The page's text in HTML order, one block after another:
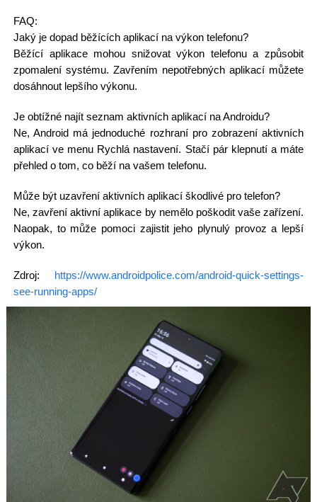
FAQ:
Jaký je dopad běžících aplikací na výkon telefonu?
Běžící aplikace mohou snižovat výkon telefonu a způsobit
zpomalení systému. Zavřením nepotřebných aplikací můžete
dosáhnout lepšího výkonu.
Je obtížné najít seznam aktivních aplikací na Androidu?
Ne, Android má jednoduché rozhraní pro zobrazení aktivních
aplikací ve menu Rychlá nastavení. Stačí pár klepnutí a máte
přehled o tom, co běží na vašem telefonu.
Může být uzavření aktivních aplikací škodlivé pro telefon?
Ne, zavření aktivní aplikace by nemělo poškodit vaše zařízení.
Naopak, to může pomoci zajistit jeho plynulý provoz a lepší
výkon.
Zdroj: https://www.androidpolice.com/android-quick-settings-
see-running-apps/